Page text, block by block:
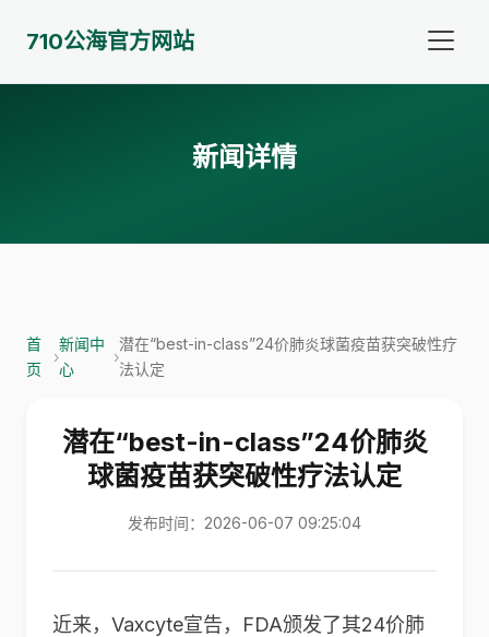
710公海官方网站
新闻详情
首
页
›
新闻中
心
›
潜在“best-in-class”24价肺炎球菌疫苗获突破性疗
法认定
潜在“best-in-class”24价肺炎
球菌疫苗获突破性疗法认定
发布时间：2026-06-07 09:25:04
近来，Vaxcyte宣告，FDA颁发了其24价肺